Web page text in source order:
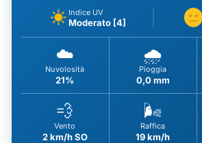
Indice UV
Moderato [4]
☁️
Nuvolosità
21%
🌧️
Pioggia
0,0 mm
💨
Vento
2 km/h SO
🌬️
Raffica
19 km/h